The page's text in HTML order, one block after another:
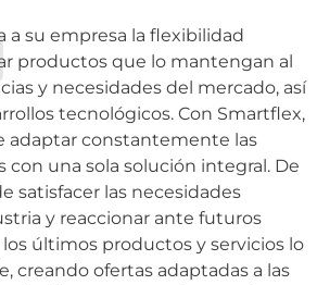
a su empresa la flexibilidad
productos que lo mantengan al
y necesidades del mercado, así
tecnológicos. Con Smartflex,
adaptar constantemente las
con una sola solución integral. De
satisfacer las necesidades
y reaccionar ante futuros
últimos productos y servicios lo
creando ofertas adaptadas a las